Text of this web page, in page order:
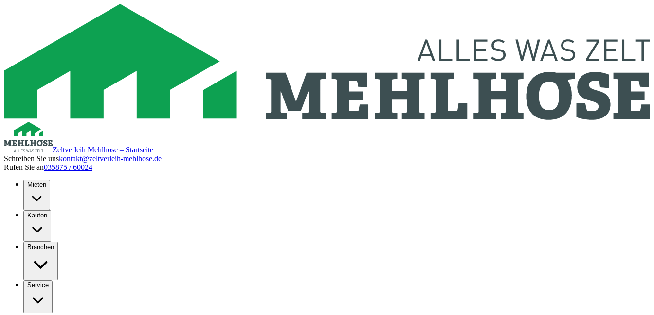
Zeltverleih Mehlhose – Startseite
Schreiben Sie unskontakt@zeltverleih-mehlhose.de
Rufen Sie an035875 / 60024
Mieten
Kaufen
Branchen
Service